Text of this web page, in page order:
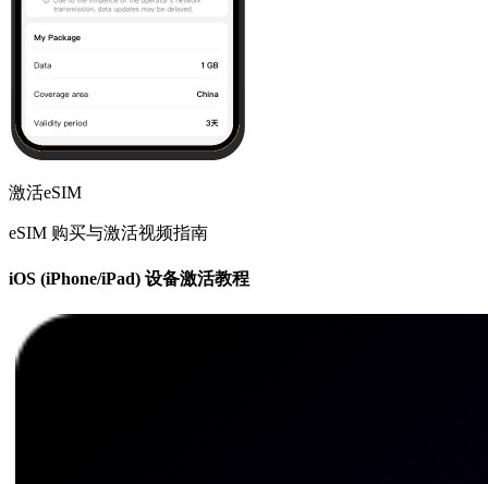
激活eSIM
eSIM 购买与激活视频指南
iOS (iPhone/iPad) 设备激活教程